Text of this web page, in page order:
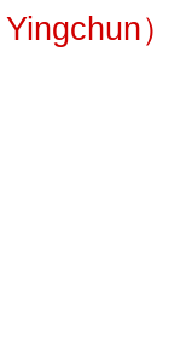
Yingchun）